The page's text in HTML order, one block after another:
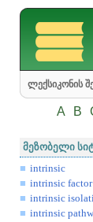
ლექსიკონის
A B
მეზობელი
intrinsic
intrinsic factor
intrinsic
intrinsic